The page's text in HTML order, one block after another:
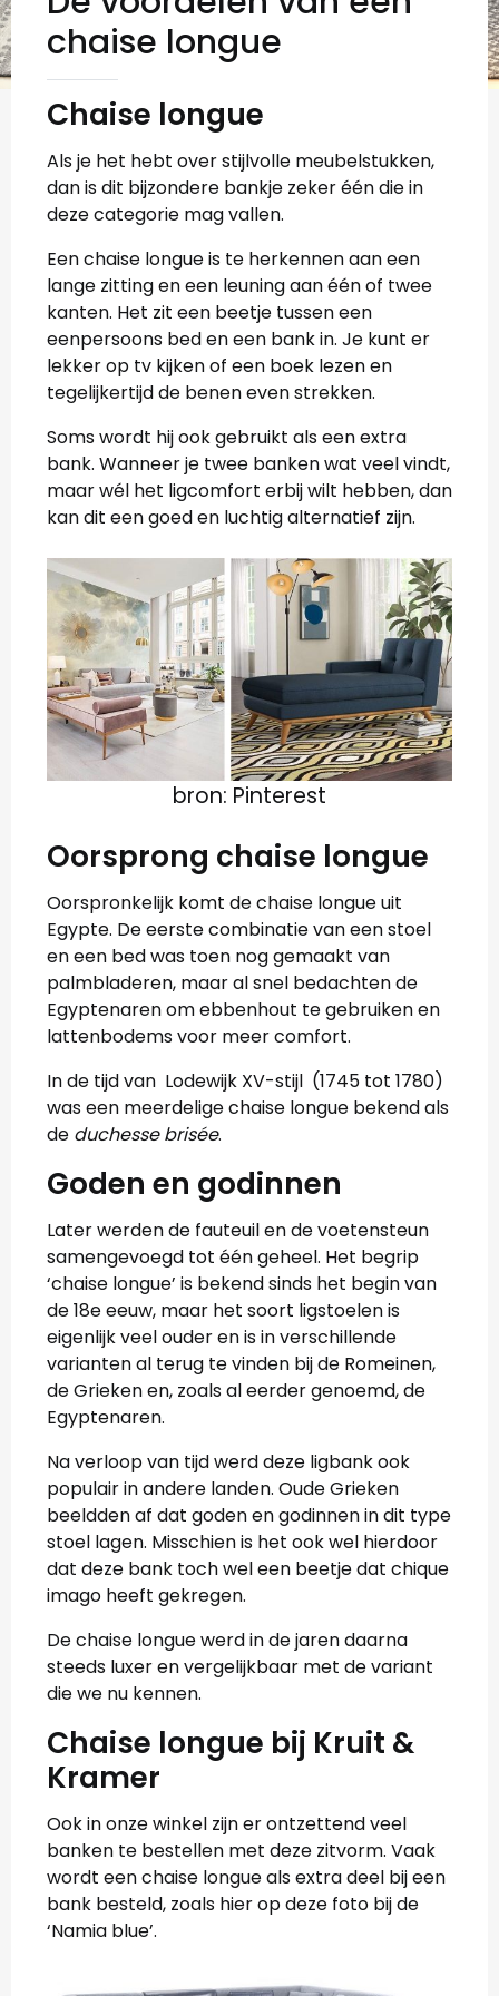
chaise longue
Chaise longue
Als je het hebt over stijlvolle meubelstukken,
dan is dit bijzondere bankje zeker één die in
deze categorie mag vallen.
Een chaise longue is te herkennen aan een
lange zitting en een leuning aan één of twee
kanten. Het zit een beetje tussen een
eenpersoons bed en een bank in. Je kunt er
lekker op tv kijken of een boek lezen en
tegelijkertijd de benen even strekken.
Soms wordt hij ook gebruikt als een extra
bank. Wanneer je twee banken wat veel vindt,
maar wél het ligcomfort erbij wilt hebben, dan
kan dit een goed en luchtig alternatief zijn.
bron: Pinterest
Oorsprong chaise longue
Oorspronkelijk komt de chaise longue uit
Egypte. De eerste combinatie van een stoel
en een bed was toen nog gemaakt van
palmbladeren, maar al snel bedachten de
Egyptenaren om ebbenhout te gebruiken en
lattenbodems voor meer comfort.
In de tijd van Lodewijk XV-stijl (1745 tot 1780)
was een meerdelige chaise longue bekend als
de duchesse brisée.
Goden en godinnen
Later werden de fauteuil en de voetensteun
samengevoegd tot één geheel. Het begrip
‘chaise longue’ is bekend sinds het begin van
de 18e eeuw, maar het soort ligstoelen is
eigenlijk veel ouder en is in verschillende
varianten al terug te vinden bij de Romeinen,
de Grieken en, zoals al eerder genoemd, de
Egyptenaren.
Na verloop van tijd werd deze ligbank ook
populair in andere landen. Oude Grieken
beeldden af dat goden en godinnen in dit type
stoel lagen. Misschien is het ook wel hierdoor
dat deze bank toch wel een beetje dat chique
imago heeft gekregen.
De chaise longue werd in de jaren daarna
steeds luxer en vergelijkbaar met de variant
die we nu kennen.
Chaise longue bij Kruit &
Kramer
Ook in onze winkel zijn er ontzettend veel
banken te bestellen met deze zitvorm. Vaak
wordt een chaise longue als extra deel bij een
bank besteld, zoals hier op deze foto bij de
‘Namia blue’.